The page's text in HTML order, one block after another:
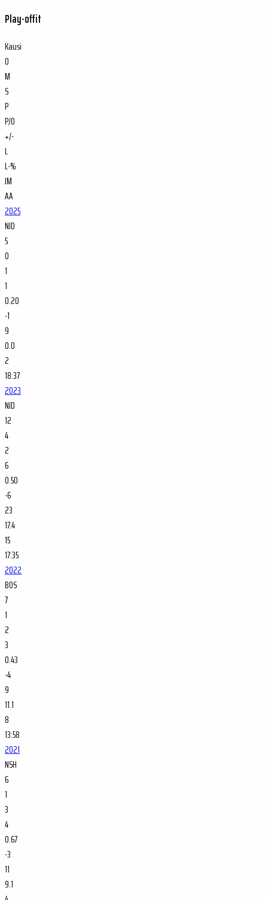
Play-offit
Kausi
O
M
S
P
P/O
+/-
L
L-%
JM
AA
2025
NJD
5
0
1
1
0.20
-1
9
0.0
2
18:37
2023
NJD
12
4
2
6
0.50
-6
23
17.4
15
17:35
2022
BOS
7
1
2
3
0.43
-4
9
11.1
8
13:58
2021
NSH
6
1
3
4
0.67
-3
11
9.1